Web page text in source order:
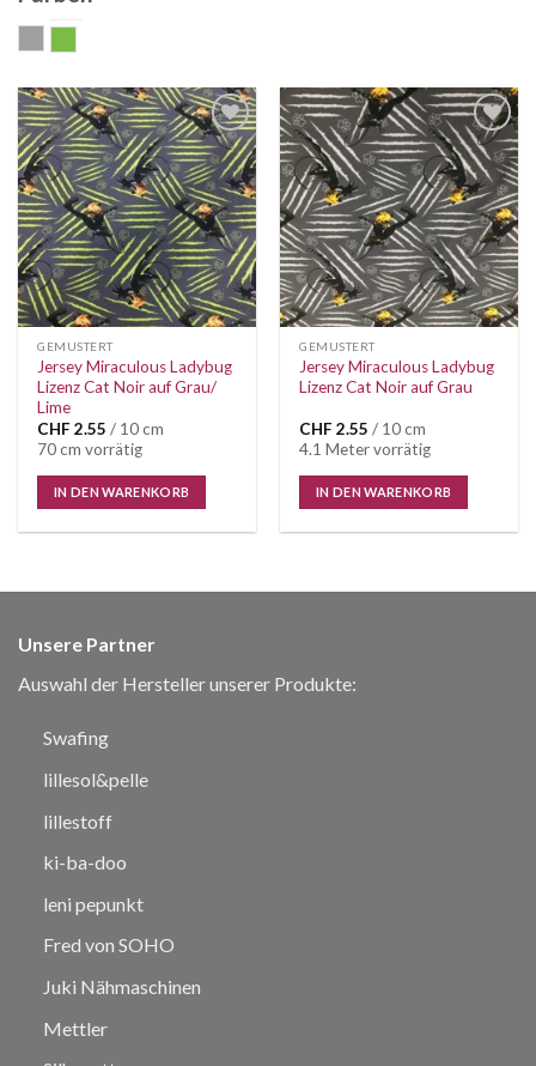
Auf die
Wunschliste
GEMUSTERT
Jersey Miraculous Ladybug
Lizenz Cat Noir auf Grau/
Lime
CHF 2.55 / 10 cm
70 cm vorrätig
IN DEN WARENKORB
Auf die
Wunschliste
GEMUSTERT
Jersey Miraculous Ladybug
Lizenz Cat Noir auf Grau
CHF 2.55 / 10 cm
4.1 Meter vorrätig
IN DEN WARENKORB
Unsere Partner
Auswahl der Hersteller unserer Produkte:
Swafing
lillesol&pelle
lillestoff
ki-ba-doo
leni pepunkt
Fred von SOHO
Juki Nähmaschinen
Mettler